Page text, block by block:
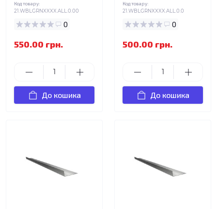
Код товару:
21.WBLGRNXXXX.ALL.0.00
0
550.00 грн.
До кошика
Код товару:
21.WBLGRNXXXX.ALL.0.0
0
500.00 грн.
До кошика